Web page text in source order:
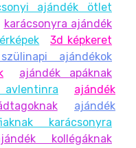
ajándék ötlet
karácsonyra ajándék
3d képkeret
ajándékok
ajándék apáknak
avlentinra
ajándék
ajándék
karácsonyra
kollégáknak